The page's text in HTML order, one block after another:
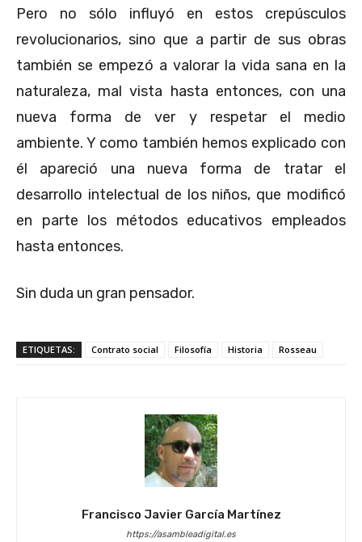
Pero no sólo influyó en estos crepúsculos
revolucionarios, sino que a partir de sus obras
también se empezó a valorar la vida sana en la
naturaleza, mal vista hasta entonces, con una
nueva forma de ver y respetar el medio
ambiente. Y como también hemos explicado con
él apareció una nueva forma de tratar el
desarrollo intelectual de los niños, que modificó
en parte los métodos educativos empleados
hasta entonces.
Sin duda un gran pensador.
ETIQUETAS: Contrato social Filosofía Historia Rosseau
Francisco Javier García Martínez
https://asambleadigital.es